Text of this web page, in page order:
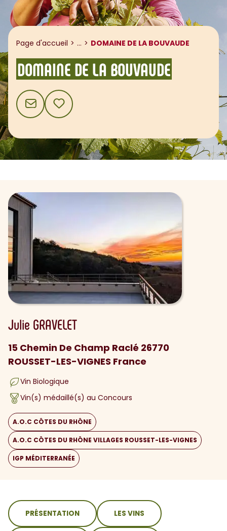
Page d'accueil ... Afficher le fil d'ariane
DOMAINE DE LA BOUVAUDE
DOMAINE DE LA BOUVAUDE
CONTACTAJOUTER AUX FAVORIS
Julie GRAVELET
15 Chemin De Champ Raclé 26770
ROUSSET-LES-VIGNES France
Vin Biologique
Vin(s) médaillé(s) au Concours
A.O.C CÔTES DU RHÔNE
A.O.C CÔTES DU RHÔNE VILLAGES ROUSSET-LES-VIGNES
IGP MÉDITERRANÉE
sommaire
PRÉSENTATION LES VINS